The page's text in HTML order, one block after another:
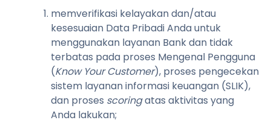
memverifikasi kelayakan dan/atau
kesesuaian Data Pribadi Anda untuk
menggunakan layanan Bank dan tidak
terbatas pada proses Mengenal Pengguna
(Know Your Customer), proses pengecekan
sistem layanan informasi keuangan (SLIK),
dan proses scoringatas aktivitas yang
Anda lakukan;